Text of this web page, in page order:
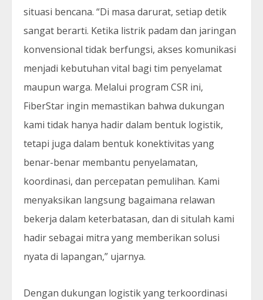
situasi bencana. “Di masa darurat, setiap detik
sangat berarti. Ketika listrik padam dan jaringan
konvensional tidak berfungsi, akses komunikasi
menjadi kebutuhan vital bagi tim penyelamat
maupun warga. Melalui program CSR ini,
FiberStar ingin memastikan bahwa dukungan
kami tidak hanya hadir dalam bentuk logistik,
tetapi juga dalam bentuk konektivitas yang
benar-benar membantu penyelamatan,
koordinasi, dan percepatan pemulihan. Kami
menyaksikan langsung bagaimana relawan
bekerja dalam keterbatasan, dan di situlah kami
hadir sebagai mitra yang memberikan solusi
nyata di lapangan,” ujarnya.
Dengan dukungan logistik yang terkoordinasi